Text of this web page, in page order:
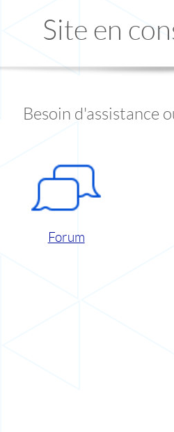
Site en
Besoin d'assistance
Forum